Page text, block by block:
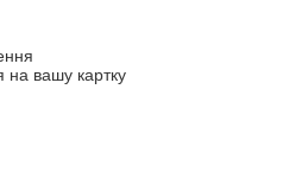
на вашу картку